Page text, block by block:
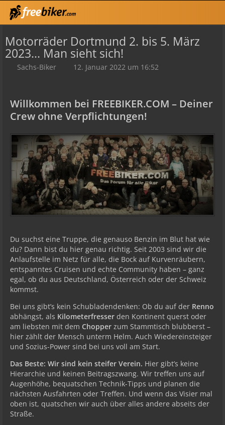
Motorräder Dortmund 2. bis 5. März
2023... Man sieht sich!
Sachs-Biker 12. Januar 2022 um 16:52
Willkommen bei FREEBIKER.COM – Deiner
Crew ohne Verpflichtungen!
Du suchst eine Truppe, die genauso Benzin im Blut hat wie
du? Dann bist du hier genau richtig. Seit 2003 sind wir die
Anlaufstelle im Netz für alle, die Bock auf Kurvenräubern,
entspanntes Cruisen und echte Community haben – ganz
egal, ob du aus Deutschland, Österreich oder der Schweiz
kommst.
Bei uns gibt’s kein Schubladendenken: Ob du auf der Renno
abhängst, als Kilometerfresser den Kontinent querst oder
am liebsten mit dem Chopper zum Stammtisch blubberst –
hier zählt der Mensch unterm Helm. Auch Wiedereinsteiger
und Sozius-Power sind bei uns voll am Start.
Das Beste: Wir sind kein steifer Verein. Hier gibt’s keine
Hierarchie und keinen Beitragszwang. Wir treffen uns auf
Augenhöhe, bequatschen Technik-Tipps und planen die
nächsten Ausfahrten oder Treffen. Und wenn das Visier mal
oben ist, quatschen wir auch über alles andere abseits der
Straße.